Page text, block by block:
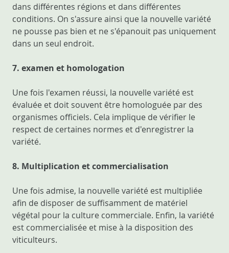
dans différentes régions et dans différentes
conditions. On s'assure ainsi que la nouvelle variété
ne pousse pas bien et ne s'épanouit pas uniquement
dans un seul endroit.
7. examen et homologation
Une fois l'examen réussi, la nouvelle variété est
évaluée et doit souvent être homologuée par des
organismes officiels. Cela implique de vérifier le
respect de certaines normes et d'enregistrer la
variété.
8. Multiplication et commercialisation
Une fois admise, la nouvelle variété est multipliée
afin de disposer de suffisamment de matériel
végétal pour la culture commerciale. Enfin, la variété
est commercialisée et mise à la disposition des
viticulteurs.